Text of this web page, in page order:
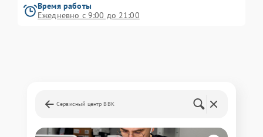
Время работы
Ежедневно с 9:00 до 21:00
Сервисный центр BBK